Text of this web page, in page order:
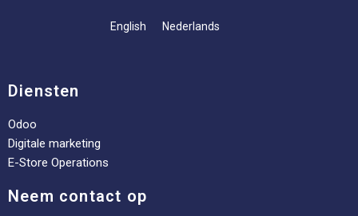
English Nederlands
Diensten
Odoo
Digitale marketing
E-Store Operations
Neem contact op